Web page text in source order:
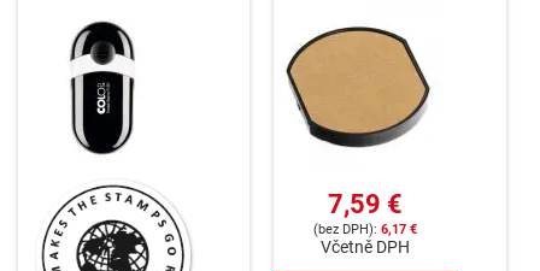
7,59 €
6,17 €
Včetně DPH